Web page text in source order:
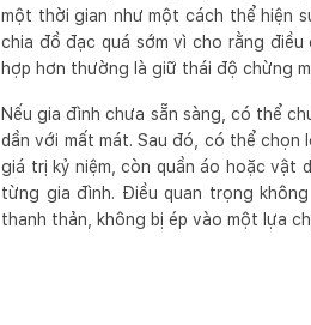
một thời gian như một cách thể hiện
chia đồ đạc quá sớm vì cho rằng
hợp hơn thường là giữ thái độ chừng
Nếu gia đình chưa sẵn sàng, có thể
dần với mất mát. Sau đó, có thể
giá trị kỷ niệm, còn quần áo hoặc vật
từng gia đình. Điều quan trọng
thanh thản, không bị ép vào một lựa